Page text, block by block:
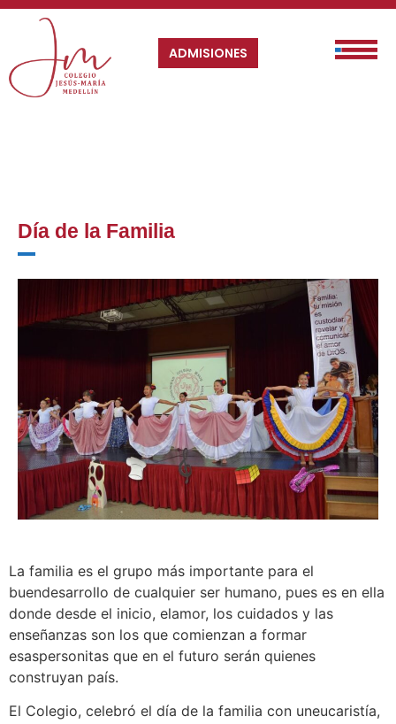
ADMISIONES
Día de la Familia
La familia es el grupo más importante para el
buendesarrollo de cualquier ser humano, pues es en ella
donde desde el inicio, elamor, los cuidados y las
enseñanzas son los que comienzan a formar
esaspersonitas que en el futuro serán quienes
construyan país.
El Colegio, celebró el día de la familia con uneucaristía,